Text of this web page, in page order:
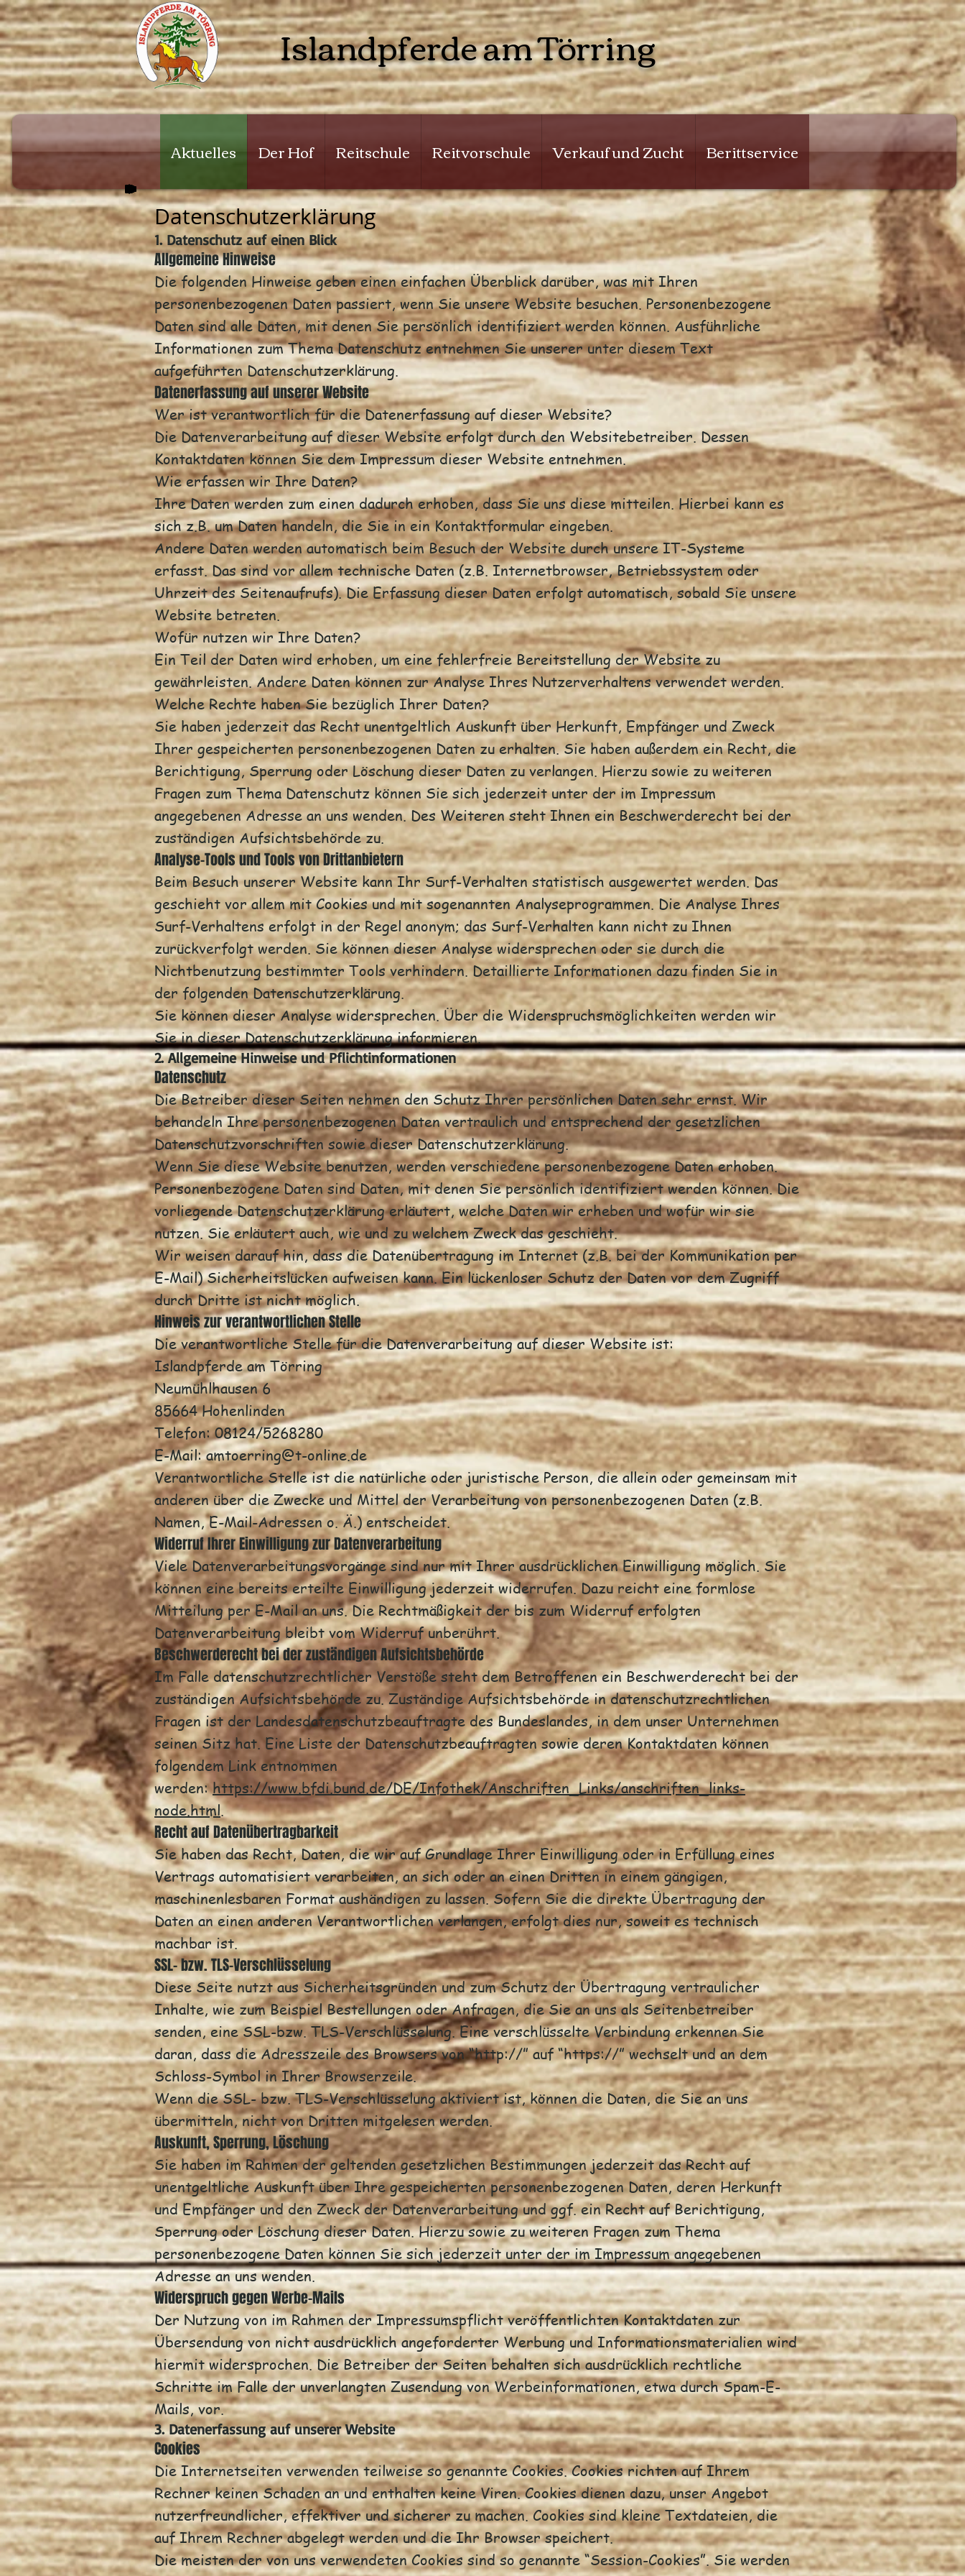
Islandpferde am Törring
Aktuelles Der Hof Reitschule Reitvorschule Verkauf und Zucht Berittservice
Datenschutzerklärung
1. Datenschutz auf einen Blick
Allgemeine Hinweise
Die folgenden Hinweise geben einen einfachen Überblick darüber, was mit Ihren
personenbezogenen Daten passiert, wenn Sie unsere Website besuchen. Personenbezogene
Daten sind alle Daten, mit denen Sie persönlich identifiziert werden können. Ausführliche
Informationen zum Thema Datenschutz entnehmen Sie unserer unter diesem Text
aufgeführten Datenschutzerklärung.
Datenerfassung auf unserer Website
Wer ist verantwortlich für die Datenerfassung auf dieser Website?
Die Datenverarbeitung auf dieser Website erfolgt durch den Websitebetreiber. Dessen
Kontaktdaten können Sie dem Impressum dieser Website entnehmen.
Wie erfassen wir Ihre Daten?
Ihre Daten werden zum einen dadurch erhoben, dass Sie uns diese mitteilen. Hierbei kann es
sich z.B. um Daten handeln, die Sie in ein Kontaktformular eingeben.
Andere Daten werden automatisch beim Besuch der Website durch unsere IT-Systeme
erfasst. Das sind vor allem technische Daten (z.B. Internetbrowser, Betriebssystem oder
Uhrzeit des Seitenaufrufs). Die Erfassung dieser Daten erfolgt automatisch, sobald Sie unsere
Website betreten.
Wofür nutzen wir Ihre Daten?
Ein Teil der Daten wird erhoben, um eine fehlerfreie Bereitstellung der Website zu
gewährleisten. Andere Daten können zur Analyse Ihres Nutzerverhaltens verwendet werden.
Welche Rechte haben Sie bezüglich Ihrer Daten?
Sie haben jederzeit das Recht unentgeltlich Auskunft über Herkunft, Empfänger und Zweck
Ihrer gespeicherten personenbezogenen Daten zu erhalten. Sie haben außerdem ein Recht, die
Berichtigung, Sperrung oder Löschung dieser Daten zu verlangen. Hierzu sowie zu weiteren
Fragen zum Thema Datenschutz können Sie sich jederzeit unter der im Impressum
angegebenen Adresse an uns wenden. Des Weiteren steht Ihnen ein Beschwerderecht bei der
zuständigen Aufsichtsbehörde zu.
Analyse-Tools und Tools von Drittanbietern
Beim Besuch unserer Website kann Ihr Surf-Verhalten statistisch ausgewertet werden. Das
geschieht vor allem mit Cookies und mit sogenannten Analyseprogrammen. Die Analyse Ihres
Surf-Verhaltens erfolgt in der Regel anonym; das Surf-Verhalten kann nicht zu Ihnen
zurückverfolgt werden. Sie können dieser Analyse widersprechen oder sie durch die
Nichtbenutzung bestimmter Tools verhindern. Detaillierte Informationen dazu finden Sie in
der folgenden Datenschutzerklärung.
Sie können dieser Analyse widersprechen. Über die Widerspruchsmöglichkeiten werden wir
Sie in dieser Datenschutzerklärung informieren.
2. Allgemeine Hinweise und Pflichtinformationen
Datenschutz
Die Betreiber dieser Seiten nehmen den Schutz Ihrer persönlichen Daten sehr ernst. Wir
behandeln Ihre personenbezogenen Daten vertraulich und entsprechend der gesetzlichen
Datenschutzvorschriften sowie dieser Datenschutzerklärung.
Wenn Sie diese Website benutzen, werden verschiedene personenbezogene Daten erhoben.
Personenbezogene Daten sind Daten, mit denen Sie persönlich identifiziert werden können. Die
vorliegende Datenschutzerklärung erläutert, welche Daten wir erheben und wofür wir sie
nutzen. Sie erläutert auch, wie und zu welchem Zweck das geschieht.
Wir weisen darauf hin, dass die Datenübertragung im Internet (z.B. bei der Kommunikation per
E-Mail) Sicherheitslücken aufweisen kann. Ein lückenloser Schutz der Daten vor dem Zugriff
durch Dritte ist nicht möglich.
Hinweis zur verantwortlichen Stelle
Die verantwortliche Stelle für die Datenverarbeitung auf dieser Website ist:
Islandpferde am Törring
Neumühlhausen 6
85664 Hohenlinden
Telefon: 08124/5268280
E-Mail: amtoerring@t-online.de
Verantwortliche Stelle ist die natürliche oder juristische Person, die allein oder gemeinsam mit
anderen über die Zwecke und Mittel der Verarbeitung von personenbezogenen Daten (z.B.
Namen, E-Mail-Adressen o. Ä.) entscheidet.
Widerruf Ihrer Einwilligung zur Datenverarbeitung
Viele Datenverarbeitungsvorgänge sind nur mit Ihrer ausdrücklichen Einwilligung möglich. Sie
können eine bereits erteilte Einwilligung jederzeit widerrufen. Dazu reicht eine formlose
Mitteilung per E-Mail an uns. Die Rechtmäßigkeit der bis zum Widerruf erfolgten
Datenverarbeitung bleibt vom Widerruf unberührt.
Beschwerderecht bei der zuständigen Aufsichtsbehörde
Im Falle datenschutzrechtlicher Verstöße steht dem Betroffenen ein Beschwerderecht bei der
zuständigen Aufsichtsbehörde zu. Zuständige Aufsichtsbehörde in datenschutzrechtlichen
Fragen ist der Landesdatenschutzbeauftragte des Bundeslandes, in dem unser Unternehmen
seinen Sitz hat. Eine Liste der Datenschutzbeauftragten sowie deren Kontaktdaten können
folgendem Link entnommen
werden:https://www.bfdi.bund.de/DE/Infothek/Anschriften_Links/anschriften_links-
node.html.
Recht auf Datenübertragbarkeit
Sie haben das Recht, Daten, die wir auf Grundlage Ihrer Einwilligung oder in Erfüllung eines
Vertrags automatisiert verarbeiten, an sich oder an einen Dritten in einem gängigen,
maschinenlesbaren Format aushändigen zu lassen. Sofern Sie die direkte Übertragung der
Daten an einen anderen Verantwortlichen verlangen, erfolgt dies nur, soweit es technisch
machbar ist.
SSL- bzw. TLS-Verschlüsselung
Diese Seite nutzt aus Sicherheitsgründen und zum Schutz der Übertragung vertraulicher
Inhalte, wie zum Beispiel Bestellungen oder Anfragen, die Sie an uns als Seitenbetreiber
senden, eine SSL-bzw. TLS-Verschlüsselung. Eine verschlüsselte Verbindung erkennen Sie
daran, dass die Adresszeile des Browsers von “http://” auf “https://” wechselt und an dem
Schloss-Symbol in Ihrer Browserzeile.
Wenn die SSL- bzw. TLS-Verschlüsselung aktiviert ist, können die Daten, die Sie an uns
übermitteln, nicht von Dritten mitgelesen werden.
Auskunft, Sperrung, Löschung
Sie haben im Rahmen der geltenden gesetzlichen Bestimmungen jederzeit das Recht auf
unentgeltliche Auskunft über Ihre gespeicherten personenbezogenen Daten, deren Herkunft
und Empfänger und den Zweck der Datenverarbeitung und ggf. ein Recht auf Berichtigung,
Sperrung oder Löschung dieser Daten. Hierzu sowie zu weiteren Fragen zum Thema
personenbezogene Daten können Sie sich jederzeit unter der im Impressum angegebenen
Adresse an uns wenden.
Widerspruch gegen Werbe-Mails
Der Nutzung von im Rahmen der Impressumspflicht veröffentlichten Kontaktdaten zur
Übersendung von nicht ausdrücklich angeforderter Werbung und Informationsmaterialien wird
hiermit widersprochen. Die Betreiber der Seiten behalten sich ausdrücklich rechtliche
Schritte im Falle der unverlangten Zusendung von Werbeinformationen, etwa durch Spam-E-
Mails, vor.
3. Datenerfassung auf unserer Website
Cookies
Die Internetseiten verwenden teilweise so genannte Cookies. Cookies richten auf Ihrem
Rechner keinen Schaden an und enthalten keine Viren. Cookies dienen dazu, unser Angebot
nutzerfreundlicher, effektiver und sicherer zu machen. Cookies sind kleine Textdateien, die
auf Ihrem Rechner abgelegt werden und die Ihr Browser speichert.
Die meisten der von uns verwendeten Cookies sind so genannte “Session-Cookies”. Sie werden